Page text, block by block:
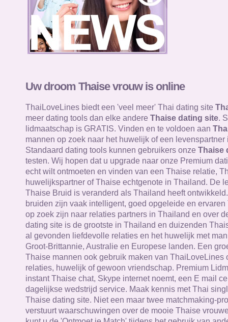
Uw droom Thaise vrouw is online
ThaiLoveLines biedt een 'veel meer' Thai dating site
meer dating tools dan elke andere Thaise dating site.
lidmaatschap is GRATIS. Vinden en te voldoen aan
mannen op zoek naar het huwelijk of een levenspartner
Standaard dating tools kunnen gebruikers onze Thaise
testen. Wij hopen dat u upgrade naar onze Premium
echt wilt ontmoeten en vinden van een Thaise relatie,
huwelijkspartner of Thaise echtgenote in Thailand. De
Thaise Bruid is veranderd als Thailand heeft
bruiden zijn vaak intelligent, goed opgeleide en
op zoek zijn naar relaties partners in Thailand en over
dating site is de grootste in Thailand en duizenden
al gevonden liefdevolle relaties en het huwelijk met
Groot-Brittannie, Australie en Europese landen. Een
Thaise mannen ook gebruik maken van ThaiLoveLines
relaties, huwelijk of gewoon vriendschap. Premium
instant Thaise chat, Skype internet noemt, een E mail
dagelijkse wedstrijd service. Maak kennis met Thai
Thaise dating site. Niet een maar twee matchmaking-
verstuurt waarschuwingen over de mooie Thaise